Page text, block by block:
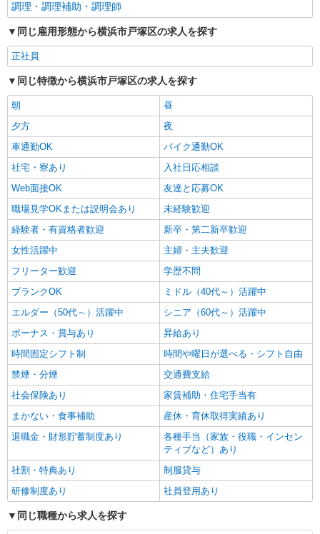
調理・調理補助・調理師
同じ雇用形態から横浜市戸塚区の求人を探す
正社員
同じ特徴から横浜市戸塚区の求人を探す
朝
昼
夕方
夜
車通勤OK
バイク通勤OK
社宅・寮あり
入社日応相談
Web面接OK
友達と応募OK
職場見学OKまたは説明会あり
未経験歓迎
経験者・有資格者歓迎
新卒・第二新卒歓迎
女性活躍中
主婦・主夫歓迎
フリーター歓迎
学歴不問
ブランクOK
ミドル（40代～）活躍中
エルダー（50代～）活躍中
シニア（60代～）活躍中
ボーナス・賞与あり
昇給あり
時間固定シフト制
時間や曜日が選べる・シフト自由
禁煙・分煙
交通費支給
社会保険あり
家賃補助・住宅手当有
まかない・食事補助
産休・育休取得実績あり
退職金・財形貯蓄制度あり
各種手当（家族・役職・インセン
ティブなど）あり
社割・特典あり
制服貸与
研修制度あり
社員登用あり
同じ職種から求人を探す